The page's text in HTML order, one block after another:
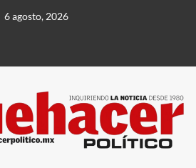
6 agosto, 2026